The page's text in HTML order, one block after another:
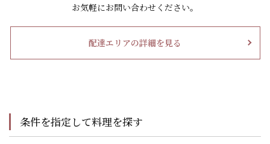
お気軽にお問い合わせください。
配達エリアの詳細を見る
条件を指定して料理を探す